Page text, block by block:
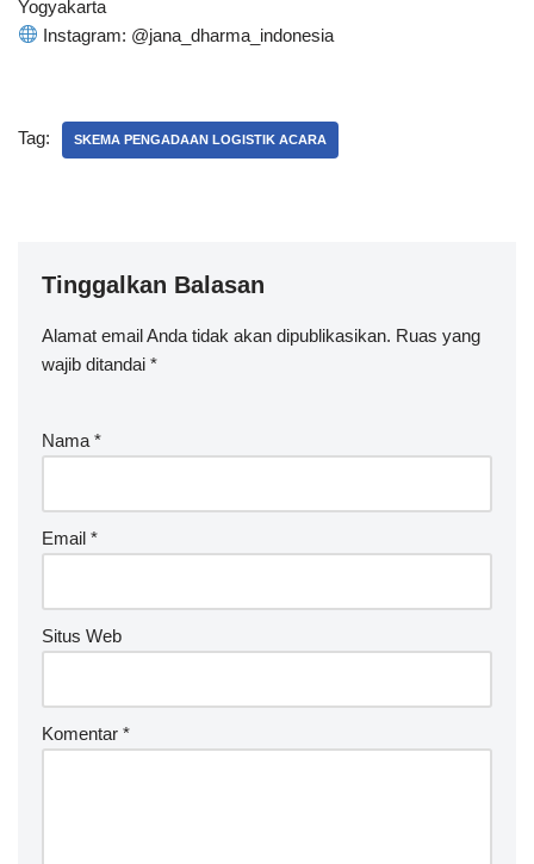
Yogyakarta
Instagram: @jana_dharma_indonesia
Tag: SKEMA PENGADAAN LOGISTIK ACARA
Tinggalkan Balasan
Alamat email Anda tidak akan dipublikasikan. Ruas yang
wajib ditandai *
Nama *
Email *
Situs Web
Komentar *